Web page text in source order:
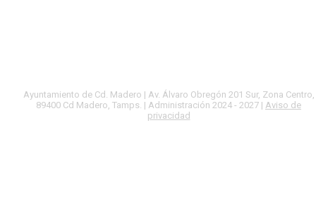
Ayuntamiento de Cd. Madero | Av. Álvaro Obregón 201 Sur, Zona Centro,
89400 Cd Madero, Tamps. | Administración 2024 - 2027 | Aviso de
privacidad